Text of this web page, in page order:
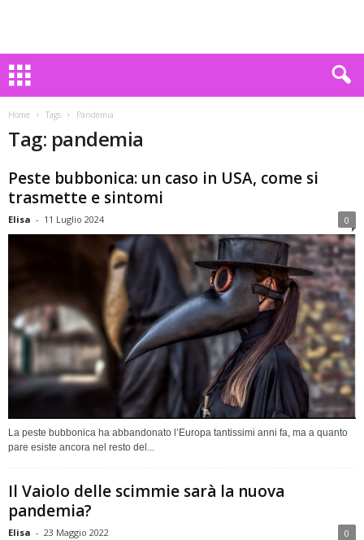
Home Tags Pandemia
Tag: pandemia
Peste bubbonica: un caso in USA, come si
trasmette e sintomi
Elisa - 11 Luglio 2024 0
La peste bubbonica ha abbandonato l’Europa tantissimi anni fa, ma a quanto
pare esiste ancora nel resto del...
Il Vaiolo delle scimmie sarà la nuova
pandemia?
Elisa - 23 Maggio 2022 0